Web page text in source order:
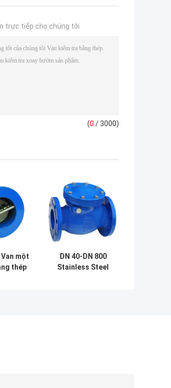
trực tiếp cho chúng tôi
(0 / 3000)
một
thép
DN 40-DN 800
Stainless Steel